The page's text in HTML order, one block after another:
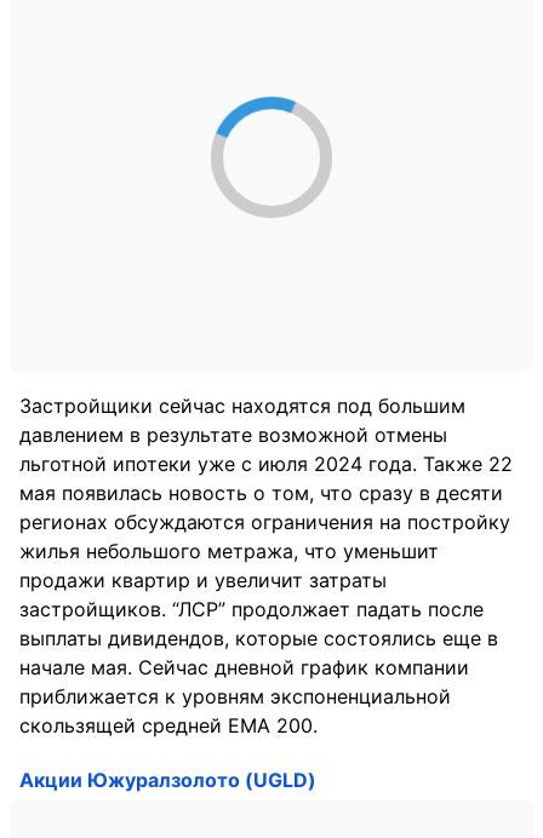
Застройщики сейчас находятся под большим
давлением в результате возможной отмены
льготной ипотеки уже с июля 2024 года. Также 22
мая появилась новость о том, что сразу в десяти
регионах обсуждаются ограничения на постройку
жилья небольшого метража, что уменьшит
продажи квартир и увеличит затраты
застройщиков. “ЛСР” продолжает падать после
выплаты дивидендов, которые состоялись еще в
начале мая. Сейчас дневной график компании
приближается к уровням экспоненциальной
скользящей средней EMA 200.
Акции Южуралзолото (UGLD)